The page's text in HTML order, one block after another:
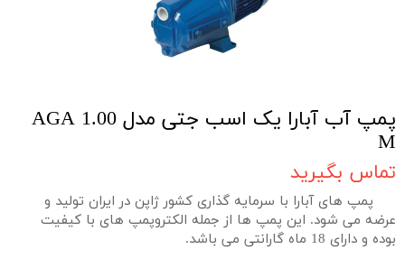
پمپ آب آبارا یک اسب جتی مدل AGA 1.00
M
تماس بگیرید
پمپ های آبارا با سرمایه گذاری کشور ژاپن در ایران تولید و
عرضه می شود. این پمپ ها از جمله الکتروپمپ های با کیفیت
بوده و دارای 18 ماه گارانتی می باشد.